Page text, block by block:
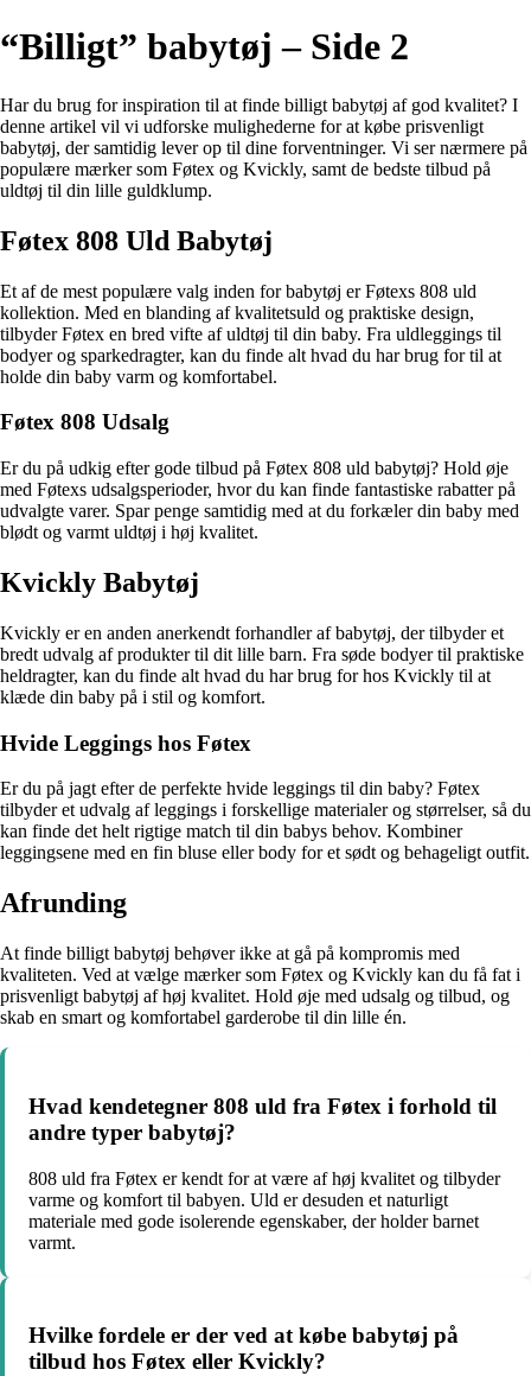
“Billigt” babytøj – Side 2
Har du brug for inspiration til at finde billigt babytøj af god kvalitet? I
denne artikel vil vi udforske mulighederne for at købe prisvenligt
babytøj, der samtidig lever op til dine forventninger. Vi ser nærmere på
populære mærker som Føtex og Kvickly, samt de bedste tilbud på
uldtøj til din lille guldklump.
Føtex 808 Uld Babytøj
Et af de mest populære valg inden for babytøj er Føtexs 808 uld
kollektion. Med en blanding af kvalitetsuld og praktiske design,
tilbyder Føtex en bred vifte af uldtøj til din baby. Fra uldleggings til
bodyer og sparkedragter, kan du finde alt hvad du har brug for til at
holde din baby varm og komfortabel.
Føtex 808 Udsalg
Er du på udkig efter gode tilbud på Føtex 808 uld babytøj? Hold øje
med Føtexs udsalgsperioder, hvor du kan finde fantastiske rabatter på
udvalgte varer. Spar penge samtidig med at du forkæler din baby med
blødt og varmt uldtøj i høj kvalitet.
Kvickly Babytøj
Kvickly er en anden anerkendt forhandler af babytøj, der tilbyder et
bredt udvalg af produkter til dit lille barn. Fra søde bodyer til praktiske
heldragter, kan du finde alt hvad du har brug for hos Kvickly til at
klæde din baby på i stil og komfort.
Hvide Leggings hos Føtex
Er du på jagt efter de perfekte hvide leggings til din baby? Føtex
tilbyder et udvalg af leggings i forskellige materialer og størrelser, så du
kan finde det helt rigtige match til din babys behov. Kombiner
leggingsene med en fin bluse eller body for et sødt og behageligt outfit.
Afrunding
At finde billigt babytøj behøver ikke at gå på kompromis med
kvaliteten. Ved at vælge mærker som Føtex og Kvickly kan du få fat i
prisvenligt babytøj af høj kvalitet. Hold øje med udsalg og tilbud, og
skab en smart og komfortabel garderobe til din lille én.
Hvad kendetegner 808 uld fra Føtex i forhold til
andre typer babytøj?
808 uld fra Føtex er kendt for at være af høj kvalitet og tilbyder
varme og komfort til babyen. Uld er desuden et naturligt
materiale med gode isolerende egenskaber, der holder barnet
varmt.
Hvilke fordele er der ved at købe babytøj på
tilbud hos Føtex eller Kvickly?